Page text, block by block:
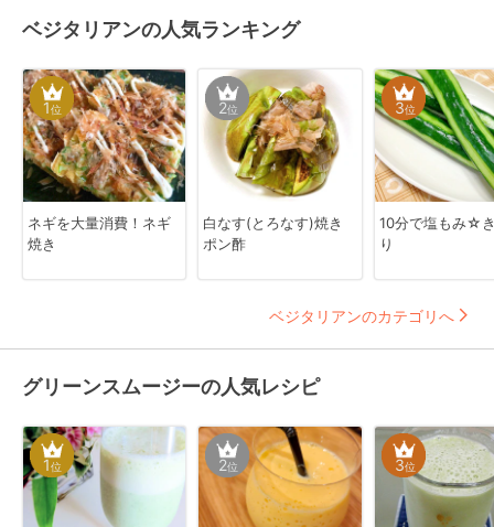
ベジタリアンの人気ランキング
1位
ネギを大量消費！ネギ
焼き
2位
白なす(とろなす)焼き
ポン酢
3位
10分で塩もみ☆
り
ベジタリアンのカテゴリへ
グリーンスムージーの人気レシピ
1位 2位 3位